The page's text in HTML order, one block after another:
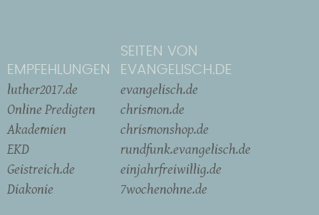
EMPFEHLUNGEN
luther2017.de
Online Predigten
Akademien
EKD
Geistreich.de
Diakonie
SEITEN VON
EVANGELISCH.DE
evangelisch.de
chrismon.de
chrismonshop.de
rundfunk.evangelisch.de
einjahrfreiwillig.de
7wochenohne.de